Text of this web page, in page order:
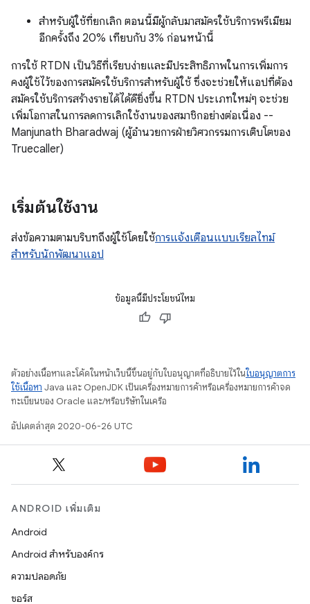
สำหรับผู้ใช้ที่ยกเลิก ตอนนี้มีผู้กลับมาสมัครใช้บริการพรีเมียม
อีกครั้งถึง 20% เทียบกับ 3% ก่อนหน้านี้
การใช้ RTDN เป็นวิธีที่เรียบง่ายและมีประสิทธิภาพในการเพิ่มการ
คงผู้ใช้ไว้ของการสมัครใช้บริการสำหรับผู้ใช้ ซึ่งจะช่วยให้แอปที่ต้อง
สมัครใช้บริการสร้างรายได้ได้ดียิ่งขึ้น RTDN ประเภทใหม่ๆ จะช่วย
เพิ่มโอกาสในการลดการเลิกใช้งานของสมาชิกอย่างต่อเนื่อง --
Manjunath Bharadwaj (ผู้อำนวยการฝ่ายวิศวกรรมการเติบโตของ
Truecaller)
เริ่มต้นใช้งาน
ส่งข้อความตามบริบทถึงผู้ใช้โดยใช้การแจ้งเตือนแบบเรียลไทม์
สำหรับนักพัฒนาแอป
ข้อมูลนี้มีประโยชน์ไหม
ตัวอย่างเนื้อหาและโค้ดในหน้าเว็บนี้ขึ้นอยู่กับใบอนุญาตที่อธิบายไว้ในใบอนุญาตการ
ใช้เนื้อหา Java และ OpenJDK เป็นเครื่องหมายการค้าหรือเครื่องหมายการค้าจด
ทะเบียนของ Oracle และ/หรือบริษัทในเครือ
อัปเดตล่าสุด 2020-06-26 UTC
ANDROID เพิ่มเติม
Android
Android สำหรับองค์กร
ความปลอดภัย
ซอร์ส